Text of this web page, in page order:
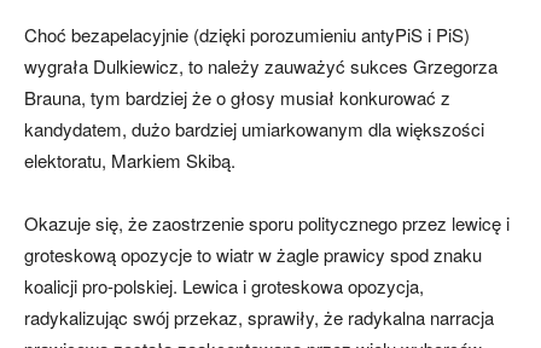
Choć bezapelacyjnie (dzięki porozumieniu antyPiS i PiS)
wygrała Dulkiewicz, to należy zauważyć sukces Grzegorza
Brauna, tym bardziej że o głosy musiał konkurować z
kandydatem, dużo bardziej umiarkowanym dla większości
elektoratu, Markiem Skibą.
Okazuje się, że zaostrzenie sporu politycznego przez lewicę i
groteskową opozycje to wiatr w żagle prawicy spod znaku
koalicji pro-polskiej. Lewica i groteskowa opozycja,
radykalizując swój przekaz, sprawiły, że radykalna narracja